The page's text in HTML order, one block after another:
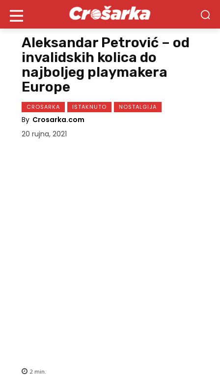
Aleksandar Petrović – od
invalidskih kolica do
najboljeg playmakera
Europe
CROSARKA ISTAKNUTO NOSTALGIJA
By Crosarka.com
20 rujna, 2021
2 min.